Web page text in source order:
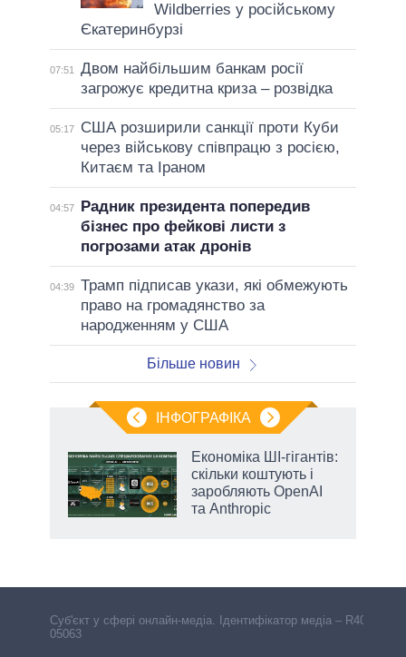
Wildberries у російському
Єкатеринбурзі
07:51
Двом найбільшим банкам росії
загрожує кредитна криза – розвідка
05:17
США розширили санкції проти Куби
через військову співпрацю з росією,
Китаєм та Іраном
04:57
Радник президента попередив
бізнес про фейкові листи з
погрозами атак дронів
04:39 Трамп підписав укази, які обмежують
право на громадянство за
народженням у США
Більше новин
ІНФОГРАФІКА
Економіка ШІ-гігантів:
скільки коштують і
заробляють OpenAI
та Anthropic
Cуб'єкт у сфері онлайн-медіа. Ідентифікатор медіа – R40-
05063